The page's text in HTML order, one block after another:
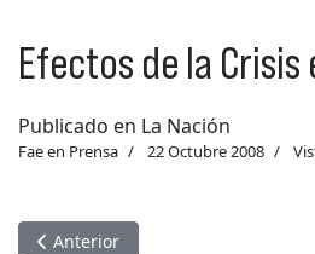
Efectos de la Crisis
Publicado en La Nación
Fae en Prensa 22 Octubre 2008
Artículo anterior: Economía chilena
Anterior